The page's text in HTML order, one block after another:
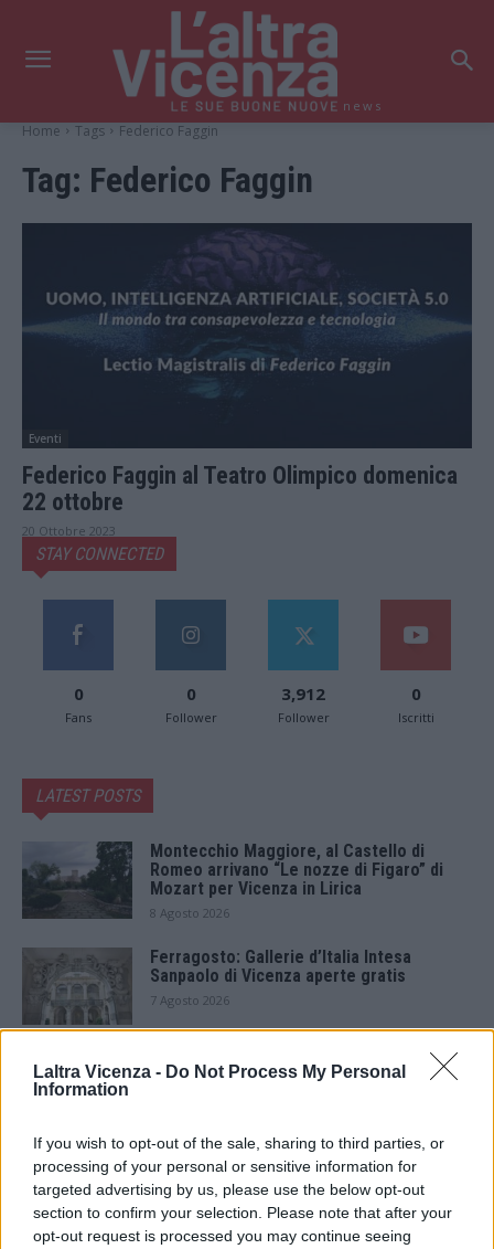
Laltra Vicenza - Do Not Process My Personal
Information
If you wish to opt-out of the sale, sharing to third parties, or
processing of your personal or sensitive information for
targeted advertising by us, please use the below opt-out
section to confirm your selection. Please note that after your
opt-out request is processed you may continue seeing
news
Home Tags Federico Faggin
Tag: Federico Faggin
Eventi
Federico Faggin al Teatro Olimpico domenica
22 ottobre
20 Ottobre 2023
STAY CONNECTED
0
Fans
0
Follower
3,912
Follower
0
Iscritti
LATEST POSTS
Montecchio Maggiore, al Castello di
Romeo arrivano “Le nozze di Figaro” di
Mozart per Vicenza in Lirica
8 Agosto 2026
Ferragosto: Gallerie d’Italia Intesa
Sanpaolo di Vicenza aperte gratis
7 Agosto 2026
Paolo Gnutti premiato come eccellenza
veneta nel mondo all’International
Berici in Festival 2026: a Lonigo “Little
Italy, sulla strada del sogno”
5 Agosto 2026